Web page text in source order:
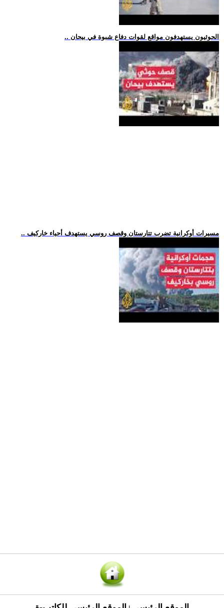
.. الحوثيون يستهدفون مواقع لقوات دفاع شبوة في بيحان
.. مسيرات أوكرانية تضرب تتارستان وقصف روسي يستهدف أحياء خاركيف